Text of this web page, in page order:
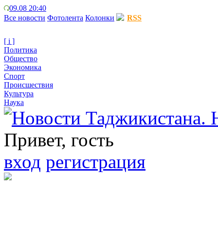
09.08 20:40
Все новости Фотолента Колонки RSS
[ i ]
Политика
Общество
Экономика
Спорт
Происшествия
Культура
Наука
Привет, гость
вход регистрация